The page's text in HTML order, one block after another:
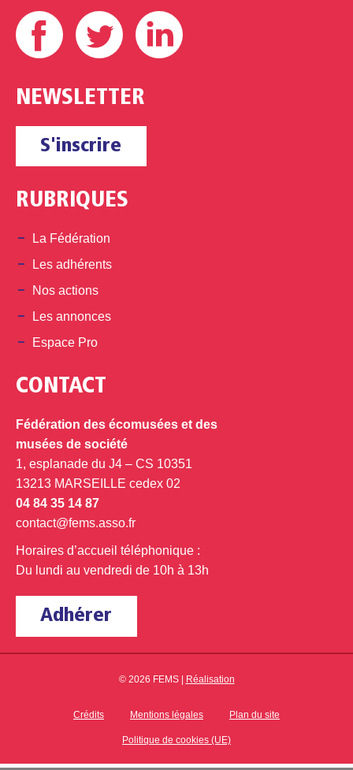
Facebook Twitter
NEWSLETTER
S'inscrire
RUBRIQUES
La Fédération
Les adhérents
Nos actions
Les annonces
Espace Pro
CONTACT
Fédération des écomusées et des
musées de société
1, esplanade du J4 – CS 10351
13213 MARSEILLE cedex 02
04 84 35 14 87
contact@fems.asso.fr
Horaires d’accueil téléphonique :
Du lundi au vendredi de 10h à 13h
Adhérer
© 2026 FEMS | Réalisation
Crédits Mentions légales Plan du site
Politique de cookies (UE)